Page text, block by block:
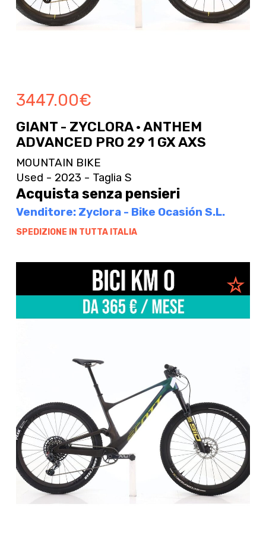
3447.00€
GIANT - ZYCLORA · ANTHEM
ADVANCED PRO 29 1 GX AXS
MOUNTAIN BIKE
Used - 2023 - Taglia S
Acquista senza pensieri
Venditore: Zyclora - Bike Ocasión S.L.
SPEDIZIONE IN TUTTA ITALIA